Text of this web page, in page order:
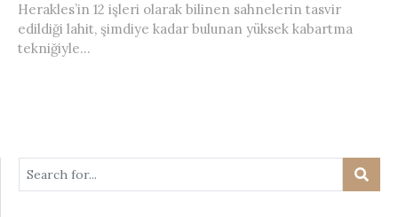
Herakles’in 12 işleri olarak bilinen sahnelerin tasvir
edildiği lahit, şimdiye kadar bulunan yüksek kabartma
tekniğiyle...